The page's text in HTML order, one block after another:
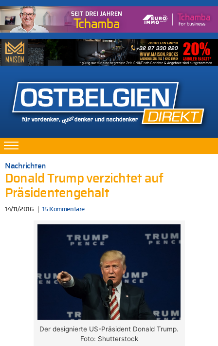
Nachrichten
Donald Trump verzichtet auf
Präsidentengehalt
14/11/2016 15 Kommentare
Der designierte US-Präsident Donald Trump.
Foto: Shutterstock